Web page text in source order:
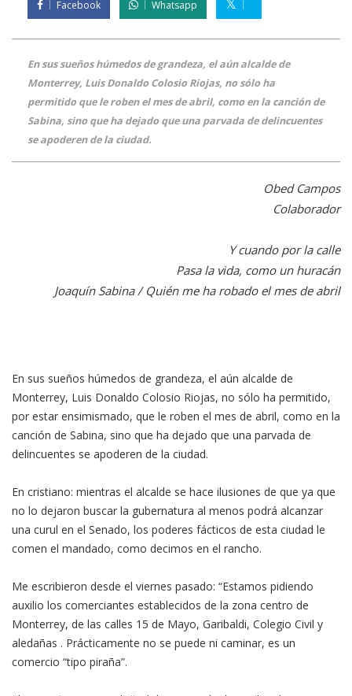
Facebook Whatsapp
En sus sueños húmedos de grandeza, el aún alcalde de
Monterrey, Luis Donaldo Colosio Riojas, no sólo ha
permitido que le roben el mes de abril, como en la canción de
Sabina, sino que ha dejado que una parvada de delincuentes
se apoderen de la ciudad.
Obed Campos
Colaborador
Y cuando por la calle
Pasa la vida, como un huracán
Joaquín Sabina / Quién me ha robado el mes de abril
En sus sueños húmedos de grandeza, el aún alcalde de
Monterrey, Luis Donaldo Colosio Riojas, no sólo ha permitido,
por estar ensimismado, que le roben el mes de abril, como en la
canción de Sabina, sino que ha dejado que una parvada de
delincuentes se apoderen de la ciudad.
En cristiano: mientras el alcalde se hace ilusiones de que ya que
no lo dejaron buscar la gubernatura al menos podrá alcanzar
una curul en el Senado, los poderes fácticos de esta ciudad le
comen el mandado, como decimos en el rancho.
Me escribieron desde el viernes pasado: “Estamos pidiendo
auxilio los comerciantes establecidos de la zona centro de
Monterrey, de las calles 15 de Mayo, Garibaldi, Colegio Civil y
aledañas . Prácticamente no se puede ni caminar, es un
comercio “tipo piraña”.